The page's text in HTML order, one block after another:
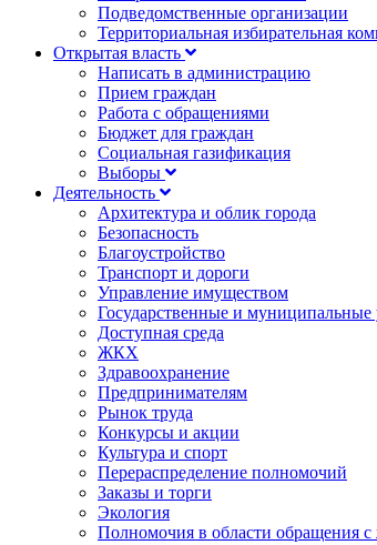
Подведомственные организации
Территориальная избирательная
Открытая власть
Написать в администрацию
Прием граждан
Работа с обращениями
Бюджет для граждан
Социальная газификация
Выборы
Деятельность
Архитектура и облик города
Безопасность
Благоустройство
Транспорт и дороги
Управление имуществом
Государственные и муниципальные
Доступная среда
ЖКХ
Здравоохранение
Предпринимателям
Рынок труда
Конкурсы и акции
Культура и спорт
Перераспределение полномочий
Заказы и торги
Экология
Полномочия в области обращения